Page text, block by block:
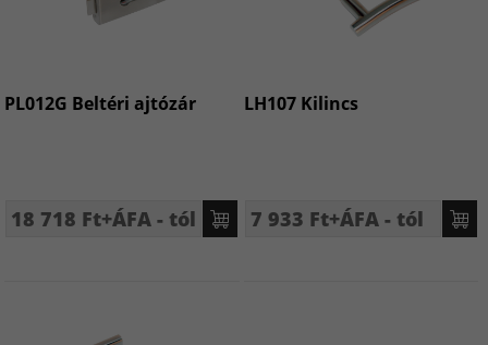
PL012G Beltéri ajtózár
18 718 Ft+ÁFA - tól
LH107 Kilincs
7 933 Ft+ÁFA - tól